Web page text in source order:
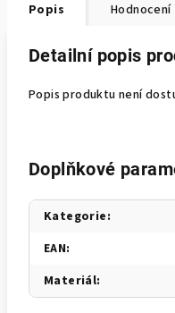
Popis Hodnocení
Detailní popis
Popis produktu není
Doplňkové
Kategorie:
EAN:
Materiál: